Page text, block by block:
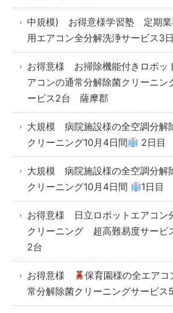
中規模) お得意様学習塾 定期業
用エアコン全分解洗浄サービス3
お得意様 お掃除機能付きロボッ
アコンの通常分解除菌クリーニン
ービス2台 薩摩郡
大規模 病院施設様の全空調分解
クリーニング10月4日間
2日目
大規模 病院施設様の全空調分解
クリーニング10月4日間
1日目
お得意様 日立ロボットエアコン
クリーニング 超高難易度サー
2台
お得意様
保育園様の全エアコ
常分解除菌クリーニングサービス